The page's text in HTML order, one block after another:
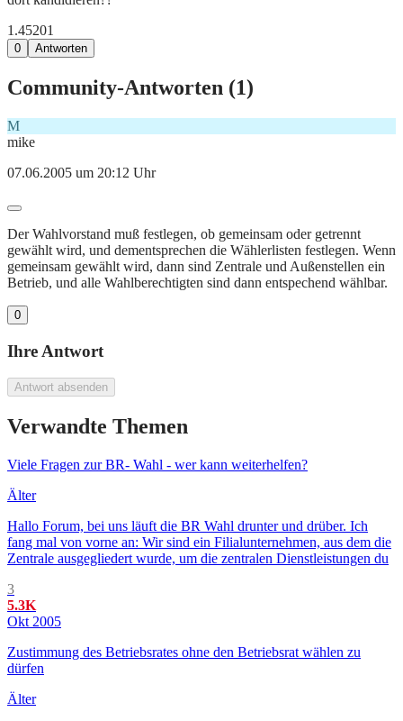
1.45201
0 Antworten
Community-Antworten (1)
M
mike
07.06.2005 um 20:12 Uhr
Der Wahlvorstand muß festlegen, ob gemeinsam oder getrennt
gewählt wird, und dementsprechen die Wählerlisten festlegen. Wenn
gemeinsam gewählt wird, dann sind Zentrale und Außenstellen ein
Betrieb, und alle Wahlberechtigten sind dann entspechend wählbar.
0
Ihre Antwort
Antwort absenden
Verwandte Themen
Viele Fragen zur BR- Wahl - wer kann weiterhelfen?
Älter
Hallo Forum, bei uns läuft die BR Wahl drunter und drüber. Ich
fang mal von vorne an: Wir sind ein Filialunternehmen, aus dem die
Zentrale ausgegliedert wurde, um die zentralen Dienstleistungen du
3
5.3K
Okt 2005
Zustimmung des Betriebsrates ohne den Betriebsrat wählen zu
dürfen
Älter